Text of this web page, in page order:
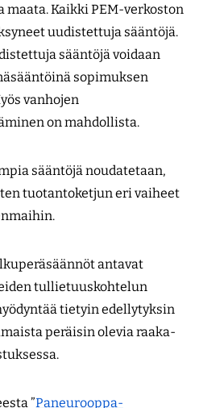
maata. Kaikki PEM-verkoston
uudistettuja sääntöjä.
sääntöjä voidaan
sopimuksen
vanhojen
on mahdollista.
sääntöjä noudatetaan,
tuotantoketjun eri vaiheet
antavat
tullietuuskohtelun
tietyin edellytyksin
peräisin olevia raaka-
”Paneurooppa-